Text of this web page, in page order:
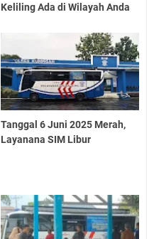
Keliling Ada di Wilayah Anda
Tanggal 6 Juni 2025 Merah,
Layanana SIM Libur